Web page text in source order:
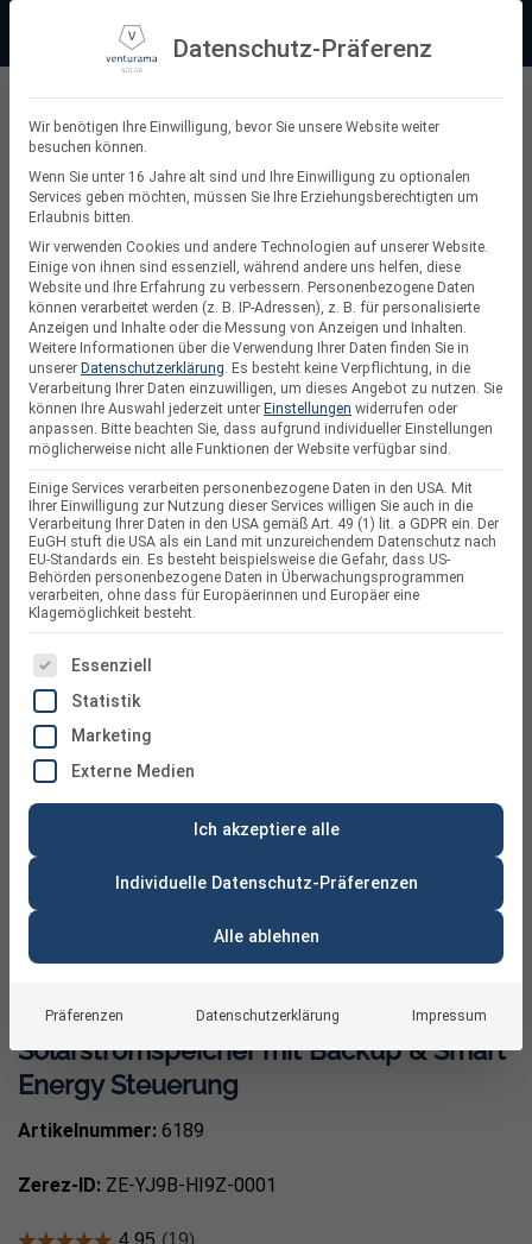
springen
+49 (0) 64 64 37 19 5 - 0
Suchen
nach:
Speicher für Balkonkraftwerke
-10% RABATT
Marstek Venus E Gen 3.0 – 5,12 kWh AC-
Solarstromspeicher mit Backup & Smart
Energy Steuerung
Artikelnummer: 6189
Zerez-ID: ZE-YJ9B-HI9Z-0001
Datenschutz-Präferenz
Wir benötigen Ihre Einwilligung, bevor Sie unsere Website weiter
besuchen können.
Wenn Sie unter 16 Jahre alt sind und Ihre Einwilligung zu optionalen
Services geben möchten, müssen Sie Ihre Erziehungsberechtigten um
Erlaubnis bitten.
Wir verwenden Cookies und andere Technologien auf unserer Website.
Einige von ihnen sind essenziell, während andere uns helfen, diese
Website und Ihre Erfahrung zu verbessern. Personenbezogene Daten
können verarbeitet werden (z. B. IP-Adressen), z. B. für personalisierte
Anzeigen und Inhalte oder die Messung von Anzeigen und Inhalten.
Weitere Informationen über die Verwendung Ihrer Daten finden Sie in
unserer Datenschutzerklärung. Es besteht keine Verpflichtung, in die
Verarbeitung Ihrer Daten einzuwilligen, um dieses Angebot zu nutzen. Sie
können Ihre Auswahl jederzeit unter Einstellungen widerrufen oder
anpassen. Bitte beachten Sie, dass aufgrund individueller Einstellungen
möglicherweise nicht alle Funktionen der Website verfügbar sind.
Einige Services verarbeiten personenbezogene Daten in den USA. Mit
Ihrer Einwilligung zur Nutzung dieser Services willigen Sie auch in die
Verarbeitung Ihrer Daten in den USA gemäß Art. 49 (1) lit. a GDPR ein. Der
EuGH stuft die USA als ein Land mit unzureichendem Datenschutz nach
EU-Standards ein. Es besteht beispielsweise die Gefahr, dass US-
Behörden personenbezogene Daten in Überwachungsprogrammen
verarbeiten, ohne dass für Europäerinnen und Europäer eine
Klagemöglichkeit besteht.
ES FOLGT EINE LISTE DER SERVICE-GRUPPEN, FÜR
Essenziell
Statistik
Marketing
Externe Medien
Ich akzeptiere alle
Individuelle Datenschutz-Präferenzen
Alle ablehnen
Präferenzen Datenschutzerklärung Impressum